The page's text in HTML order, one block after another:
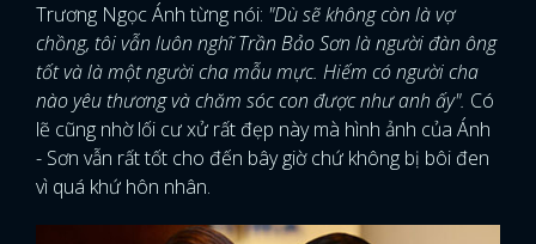
Trương Ngọc Ánh từng nói: "Dù sẽ không còn là vợ
chồng, tôi vẫn luôn nghĩ Trần Bảo Sơn là người đàn ông
tốt và là một người cha mẫu mực. Hiếm có người cha
nào yêu thương và chăm sóc con được như anh ấy". Có
lẽ cũng nhờ lối cư xử rất đẹp này mà hình ảnh của Ánh
- Sơn vẫn rất tốt cho đến bây giờ chứ không bị bôi đen
vì quá khứ hôn nhân.